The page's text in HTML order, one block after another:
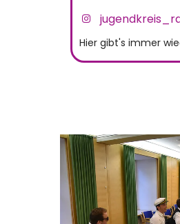
Hier gibt's immer